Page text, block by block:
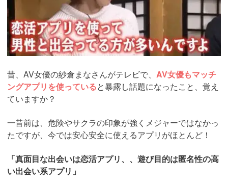
昔、AV女優の紗倉まなさんがテレビで、 AV女優もマッチ
ングアプリを使っていると暴露し話題になったこと、覚え
ていますか？
一昔前は、危険やサクラの印象が強くメジャーではなかっ
たですが、今では安心安全に使えるアプリがほとんど！
「真面目な出会いは恋活アプリ、、遊び目的は匿名性の高
い出会い系アプリ」